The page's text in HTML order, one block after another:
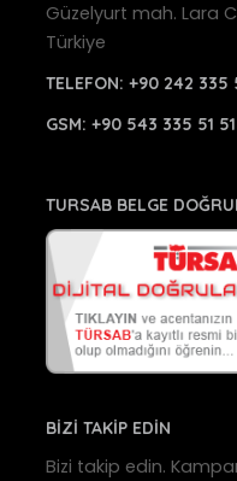
Güzelyurt mah. Lara
Türkiye
TELEFON: +90 242 335
GSM: +90 543 335 51 51
TURSAB BELGE
BİZİ TAKİP EDİN
Bizi takip edin.